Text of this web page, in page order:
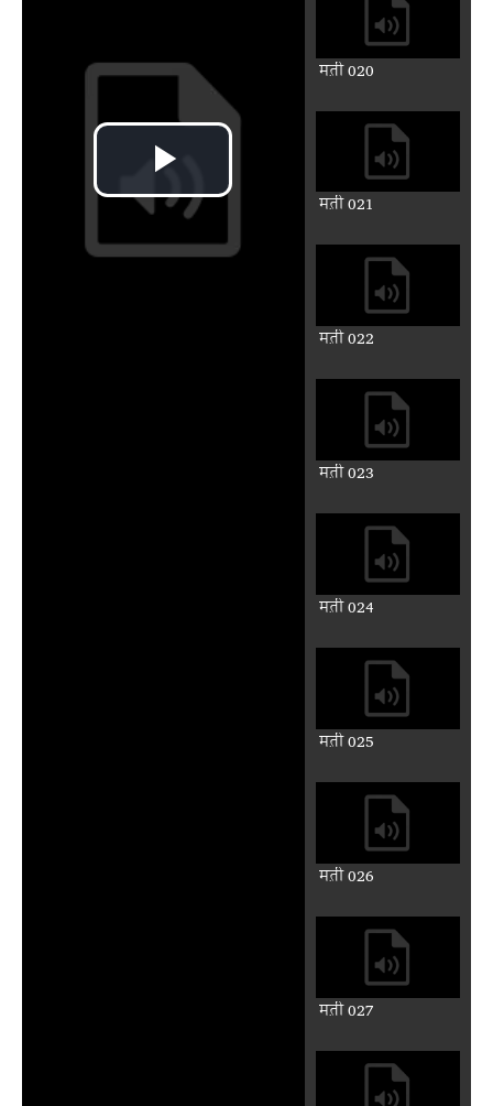
मत़ी 020
मत़ी 021
मत़ी 022
मत़ी 023
मत़ी 024
मत़ी 025
मत़ी 026
मत़ी 027